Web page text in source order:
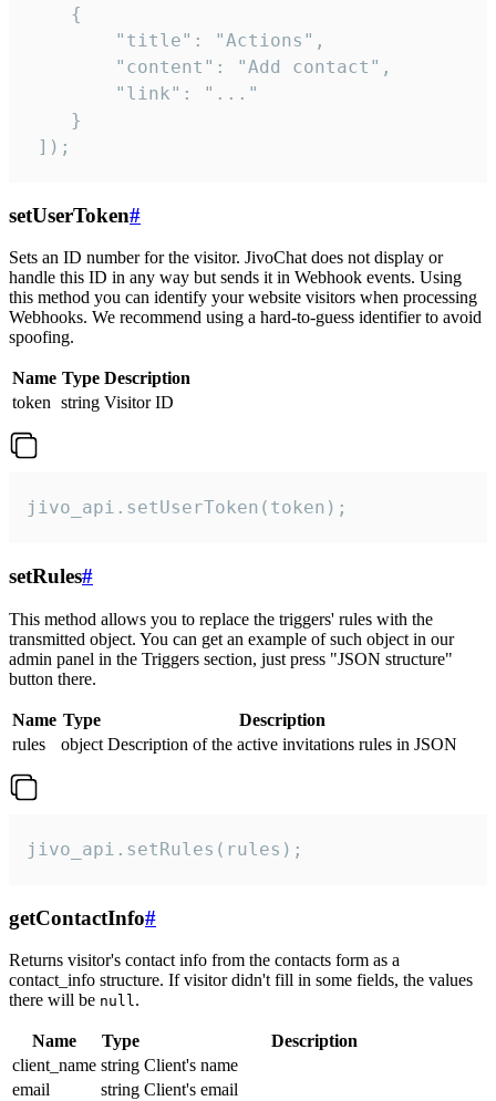
    {
        "title": "Actions",
        "content": "Add contact",
        "link": "..."
    }
]);
setUserToken#
Sets an ID number for the visitor. JivoChat does not display or
handle this ID in any way but sends it in Webhook events. Using
this method you can identify your website visitors when processing
Webhooks. We recommend using a hard-to-guess identifier to avoid
spoofing.
Name Type Description
token string Visitor ID
jivo_api.setUserToken(token);
setRules#
This method allows you to replace the triggers' rules with the
transmitted object. You can get an example of such object in our
admin panel in the Triggers section, just press "JSON structure"
button there.
Name Type
Description
rules
object Description of the active invitations rules in JSON
jivo_api.setRules(rules);
getContactInfo#
Returns visitor's contact info from the contacts form as a
contact_info structure. If visitor didn't fill in some fields, the values
there will be null.
Name Type
Description
client_name string Client's name
email
string Client's email